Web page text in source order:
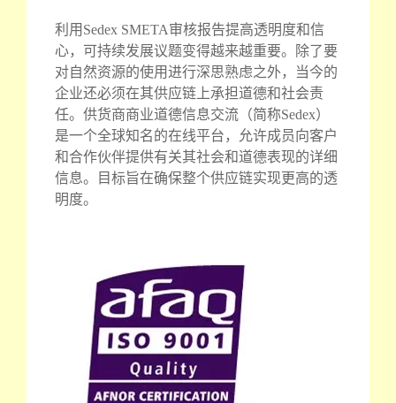
利用Sedex SMETA审核报告提高透明度和信
心，可持续发展议题变得越来越重要。除了要
对自然资源的使用进行深思熟虑之外，当今的
企业还必须在其供应链上承担道德和社会责
任。供货商商业道德信息交流（简称Sedex）
是一个全球知名的在线平台，允许成员向客户
和合作伙伴提供有关其社会和道德表现的详细
信息。目标旨在确保整个供应链实现更高的透
明度。